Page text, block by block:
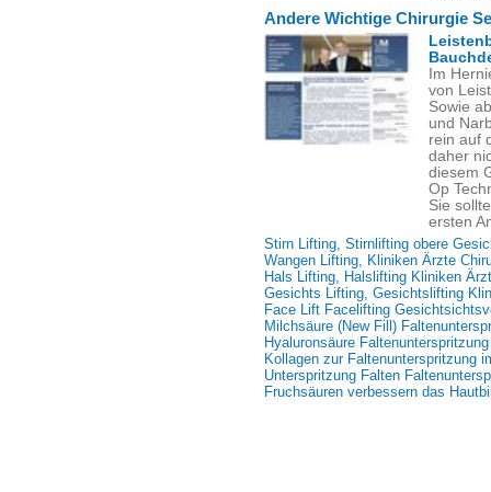
Andere Wichtige Chirurgie
Im
von
Sowie
und
rein auf
daher
diesem
Op
Sie
ersten
Stirn Lifting, Stirnlifting obere
Wangen Lifting, Kliniken Ärzte
Hals Lifting, Halslifting Kliniken
Gesichts Lifting, Gesichtslifting
Face Lift Facelifting
Milchsäure (New Fill)
Hyaluronsäure
Kollagen zur Faltenunterspritzung
Unterspritzung Falten
Fruchsäuren verbessern das